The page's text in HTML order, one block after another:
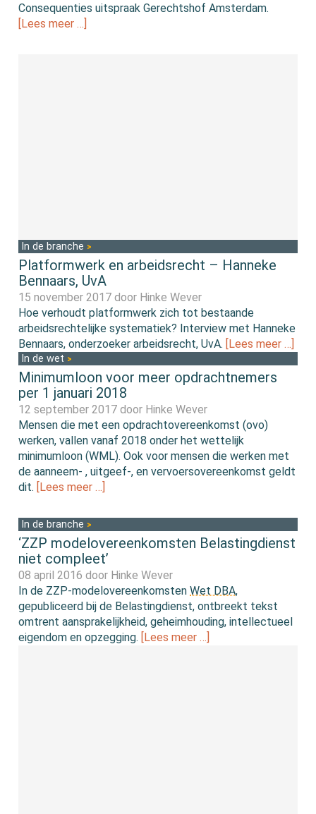
Consequenties uitspraak Gerechtshof Amsterdam.
[Lees meer …]
In de branche
Platformwerk en arbeidsrecht – Hanneke
Bennaars, UvA
15 november 2017 door Hinke Wever
Hoe verhoudt platformwerk zich tot bestaande
arbeidsrechtelijke systematiek? Interview met Hanneke
Bennaars, onderzoeker arbeidsrecht, UvA.
[Lees meer …]
In de wet
Minimumloon voor meer opdrachtnemers
per 1 januari 2018
12 september 2017 door Hinke Wever
Mensen die met een opdrachtovereenkomst (ovo)
werken, vallen vanaf 2018 onder het wettelijk
minimumloon (WML). Ook voor mensen die werken met
de aanneem- , uitgeef-, en vervoersovereenkomst geldt
dit.
[Lees meer …]
In de branche
‘ZZP modelovereenkomsten Belastingdienst
niet compleet’
08 april 2016 door Hinke Wever
In de ZZP-modelovereenkomstenWet DBA,
gepubliceerd bij de Belastingdienst, ontbreekt tekst
omtrent aansprakelijkheid, geheimhouding, intellectueel
eigendom en opzegging.
[Lees meer …]